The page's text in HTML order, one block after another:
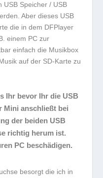
USB Speicher / USB
Aber dieses USB
die in dem DFPlayer
einem PC zur
einfach die Musikbox
auf der SD-Karte zu
Ihr bevor Ihr die USB
Mini anschließt bei
der beiden USB
richtig herum ist.
PC beschädigen.
besorgt die ich in